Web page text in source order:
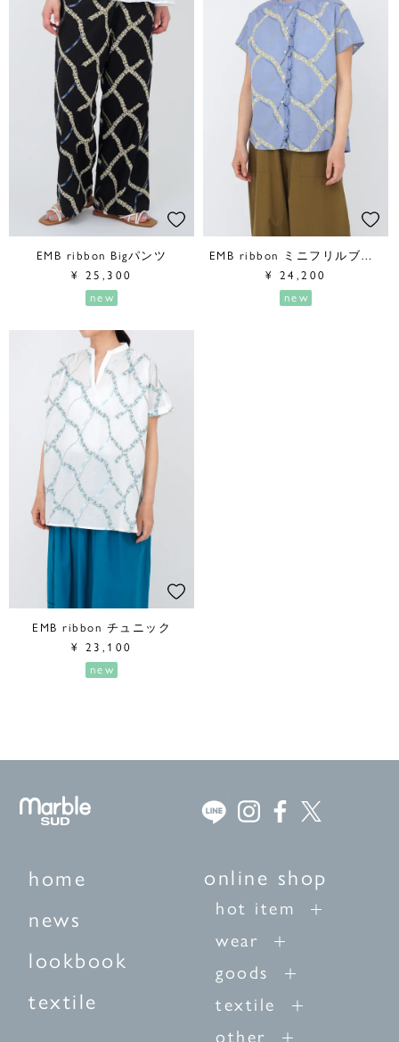
EMB ribbon Bigパンツ
¥ 25,300
new
EMB ribbon ミニフリルブラウス
¥ 24,200
new
EMB ribbon チュニック
¥ 23,100
new
home
news
lookbook
textile
online shop
hot item
wear
goods
textile
other